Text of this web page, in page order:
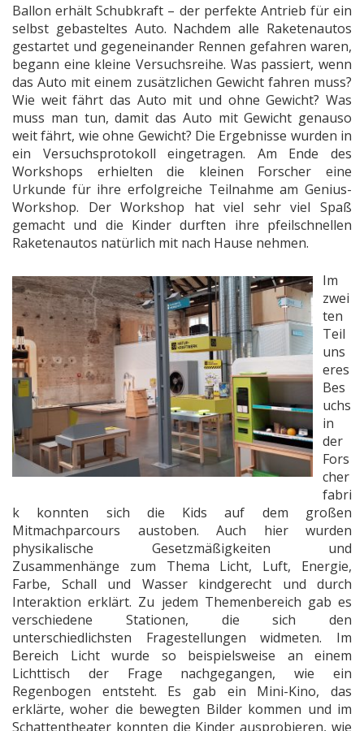
Ballon erhält Schubkraft – der perfekte Antrieb für ein
selbst gebasteltes Auto. Nachdem alle Raketenautos
gestartet und gegeneinander Rennen gefahren waren,
begann eine kleine Versuchsreihe. Was passiert, wenn
das Auto mit einem zusätzlichen Gewicht fahren muss?
Wie weit fährt das Auto mit und ohne Gewicht? Was
muss man tun, damit das Auto mit Gewicht genauso
weit fährt, wie ohne Gewicht? Die Ergebnisse wurden in
ein Versuchsprotokoll eingetragen. Am Ende des
Workshops erhielten die kleinen Forscher eine
Urkunde für ihre erfolgreiche Teilnahme am Genius-
Workshop. Der Workshop hat viel sehr viel Spaß
gemacht und die Kinder durften ihre pfeilschnellen
Raketenautos natürlich mit nach Hause nehmen.
Im
zwei
ten
Teil
uns
eres
Bes
uchs
in
der
Fors
cher
fabri
k konnten sich die Kids auf dem großen
Mitmachparcours austoben. Auch hier wurden
physikalische Gesetzmäßigkeiten und
Zusammenhänge zum Thema Licht, Luft, Energie,
Farbe, Schall und Wasser kindgerecht und durch
Interaktion erklärt. Zu jedem Themenbereich gab es
verschiedene Stationen, die sich den
unterschiedlichsten Fragestellungen widmeten. Im
Bereich Licht wurde so beispielsweise an einem
Lichttisch der Frage nachgegangen, wie ein
Regenbogen entsteht. Es gab ein Mini-Kino, das
erklärte, woher die bewegten Bilder kommen und im
Schattentheater konnten die Kinder ausprobieren, wie